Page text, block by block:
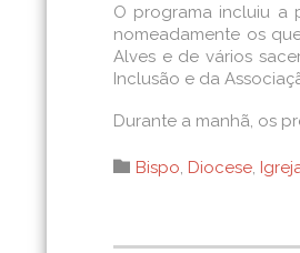
O programa incluiu a
nomeadamente os
Alves e de vários
Inclusão e da
Durante a manhã, os
 Category
Bispo, Diocese,